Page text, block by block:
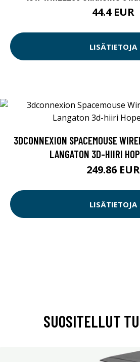
44.4 EUR
LISÄTIETOJA
3DCONNEXION SPACEMOUSE
LANGATON 3D-HIIRI
249.86 EUR
LISÄTIETOJA
SUOSITELLUT